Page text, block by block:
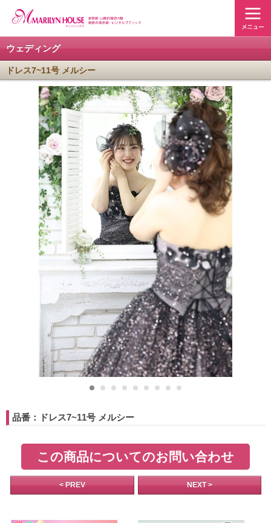
ウェディング
ドレス7~11号 メルシー
品番：ドレス7~11号 メルシー
この商品についてのお問い合わせ
< PREV NEXT >